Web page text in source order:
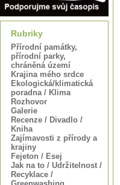
Rubriky
Přírodní památky,
přírodní parky,
chráněná území
Krajina mého srdce
Ekologická/klimatická
poradna / Klima
Rozhovor
Galerie
Recenze / Divadlo /
Kniha
Zajímavosti z přírody a
krajiny
Fejeton / Esej
Jak na to / Udržitelnost /
Recyklace /